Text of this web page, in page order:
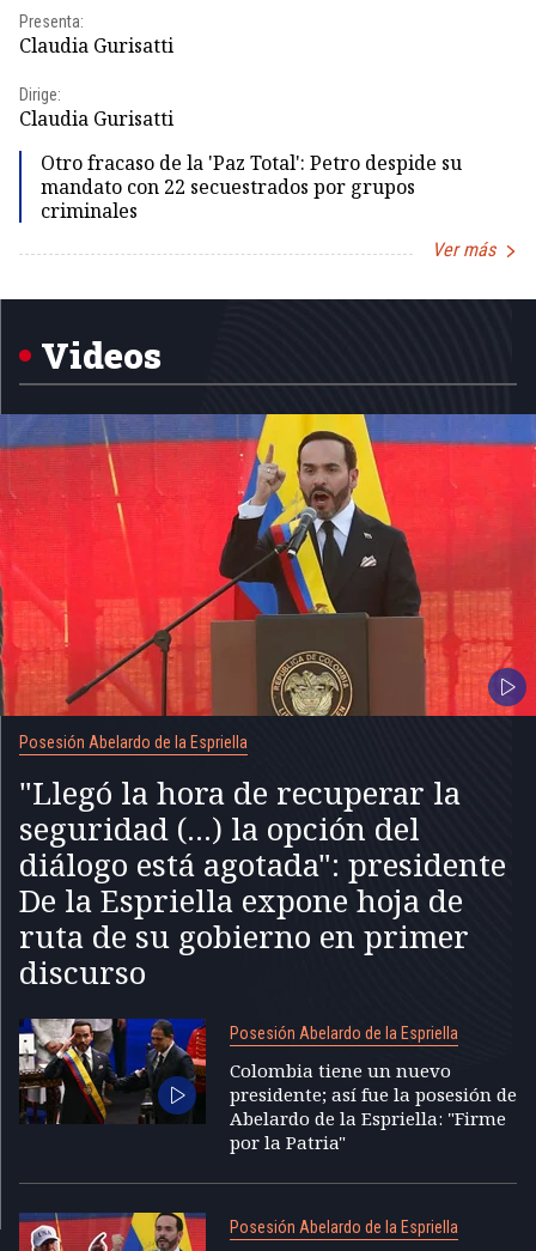
Presenta:
Claudia Gurisatti
Dirige:
Claudia Gurisatti
Otro fracaso de la 'Paz Total': Petro despide su
mandato con 22 secuestrados por grupos
criminales
Ver más
1
Videos
Posesión Abelardo de la Espriella
"Llegó la hora de recuperar la
seguridad (...) la opción del
diálogo está agotada": presidente
De la Espriella expone hoja de
ruta de su gobierno en primer
discurso
Posesión Abelardo de la Espriella
Colombia tiene un nuevo
presidente; así fue la posesión de
Abelardo de la Espriella: "Firme
por la Patria"
Posesión Abelardo de la Espriella